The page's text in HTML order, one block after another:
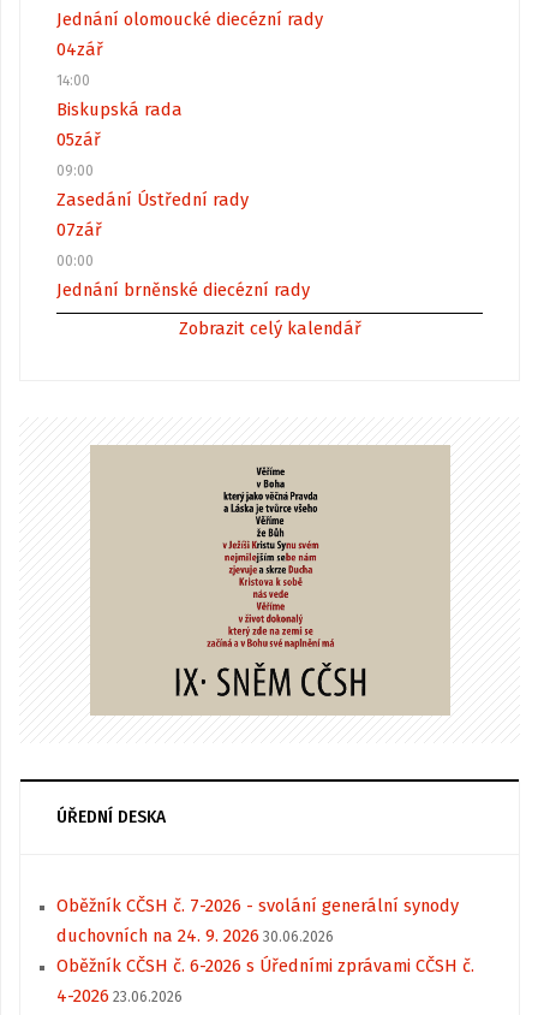
Jednání olomoucké diecézní rady
04zář
14:00
Biskupská rada
05zář
09:00
Zasedání Ústřední rady
07zář
00:00
Jednání brněnské diecézní rady
Zobrazit celý kalendář
ÚŘEDNÍ DESKA
Oběžník CČSH č. 7-2026 - svolání generální synody
duchovních na 24. 9. 2026 30.06.2026
Oběžník CČSH č. 6-2026 s Úředními zprávami CČSH č.
4-2026 23.06.2026